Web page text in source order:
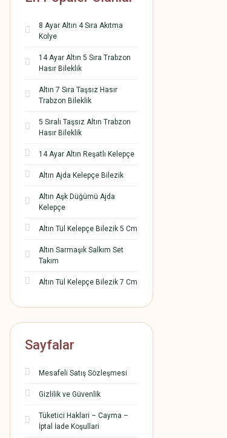
8 Ayar Altın 4 Sıra Akıtma
Kolye
14 Ayar Altın 5 Sıra Trabzon
Hasır Bileklik
Altın 7 Sıra Taşsız Hasır
Trabzon Bileklik
5 Sıralı Taşsız Altın Trabzon
Hasır Bileklik
14 Ayar Altın Reşatlı Kelepçe
Altın Ajda Kelepçe Bilezik
Altın Aşk Düğümü Ajda
Kelepçe
Altın Tül Kelepçe Bilezik 5 Cm
Altın Sarmaşık Salkım Set
Takım
Altın Tül Kelepçe Bilezik 7 Cm
Sayfalar
Mesafeli Satış Sözleşmesi
Gizlilik ve Güvenlik
Tüketici Haklari – Cayma –
İptal İade Koşullari